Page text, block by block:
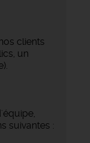
clients
un
suivantes :